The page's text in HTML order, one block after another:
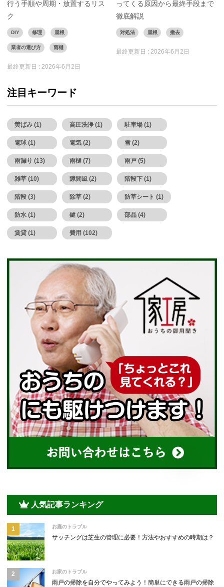
行う手順や周期・放置するリス
ク
DIY 修理 屋根
業者の選び方 雨樋
最終更新日 : 2026年6月2日
ってくる原因から最終手段まで
徹底解説
対処法 屋根 撤去
最終更新日 :2026年6月2日
注目キーワード
黄ばみ (1) 高圧洗浄 (1) 駐車場 (1)
電球 (1) 電気 (2) 雪 (2)
雨漏り (13) 雨樋 (7) 雨戸 (5)
雑草 (10) 隙間風 (2) 階段下 (1)
階段 (3) 除草 (2) 防草シート (1)
防水 (1) 鍵 (2) 部品 (4)
賃貸 (1) 費用 (102)
人気記事ランキング
お庭のトラブル
サッチングは芝生の管理に必要！方法やおすすめの時期は？
お家のトラブル
雨戸の掃除を自分でやってみよう！簡単にできる雨戸の掃除